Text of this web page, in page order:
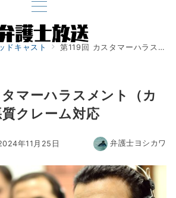
ドキャスト 第119回 カスタマーハラスメント（カスハラ）、悪質クレーム対応
マーハラスメント（カ
クレーム対応
年11月25日 弁護士ヨシカワ